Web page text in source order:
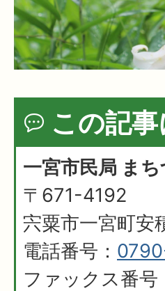
この記
一宮市民局 ま
〒671-4192
宍粟市一宮町安
電話番号：
ファックス番